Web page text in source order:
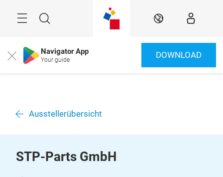
Suche DE
Close Navigator App
Your guide DOWNLOAD
Ausstellerübersicht
STP-Parts GmbH